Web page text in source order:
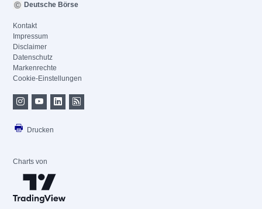
Deutsche Börse
Kontakt
Impressum
Disclaimer
Datenschutz
Markenrechte
Cookie-Einstellungen
Drucken
Charts von